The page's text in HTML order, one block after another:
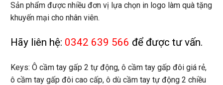
Sản phẩm được nhiều đơn vị lựa chọn in logo làm quà tặng
khuyến mại cho nhân viên.
Hãy liên hệ: 0342 639 566 để được tư vấn.
Keys: Ô cầm tay gấp 2 tự động, ô cầm tay gấp đôi giá rẻ,
ô cầm tay gấp đôi cao cấp, ô dù cầm tay tự động 2 chiều